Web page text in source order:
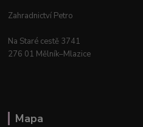
Zahradnictví Petro
Na Staré cestě 3741
276 01 Mělník–Mlazice
Mapa